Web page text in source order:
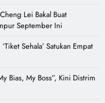
Lei Bakal Buat
September Ini
Sehala’ Satukan Empat
Bias, My Boss”, Kini Distrim